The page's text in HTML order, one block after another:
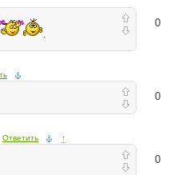
0
.
0
Ответить ↑
0